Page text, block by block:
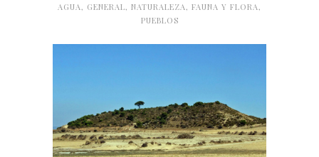
AGUA , GENERAL, NATURALEZA, FAUNA Y FLORA ,
PUEBLOS